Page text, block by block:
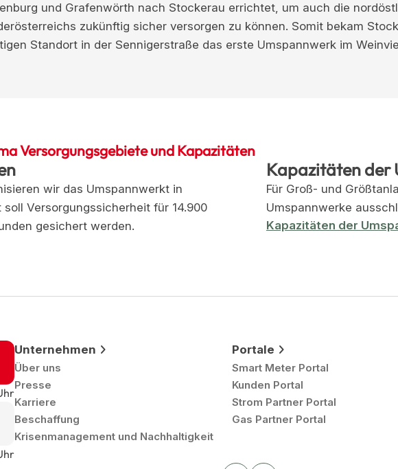
und Grafenwörth nach Stockerau errichtet, um auch die
zukünftig sicher versorgen zu können. Somit bekam
Standort in der Sennigerstraße das erste Umspannwerk im
Versorgungsgebiete und Kapazitäten
wir das Umspannwerkt in
Versorgungssicherheit für 14.900
gesichert werden.
Kapazitäten der
Für Groß- und
Umspannwerke
Kapazitäten der
Unternehmen
Über uns
Presse
Karriere
Beschaffung
Krisenmanagement und Nachhaltigkeit
Portale
Smart Meter Portal
Kunden Portal
Strom Partner Portal
Gas Partner Portal